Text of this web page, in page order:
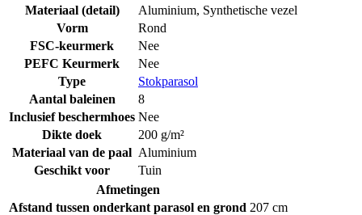
Materiaal (detail)
Aluminium, Synthetische vezel
Vorm
Rond
FSC-keurmerk
Nee
PEFC Keurmerk
Nee
Type
Stokparasol
Aantal baleinen
8
Inclusief beschermhoes Nee
Dikte doek
200 g/m²
Materiaal van de paal Aluminium
Geschikt voor
Tuin
Afmetingen
Afstand tussen onderkant parasol en grond 207 cm